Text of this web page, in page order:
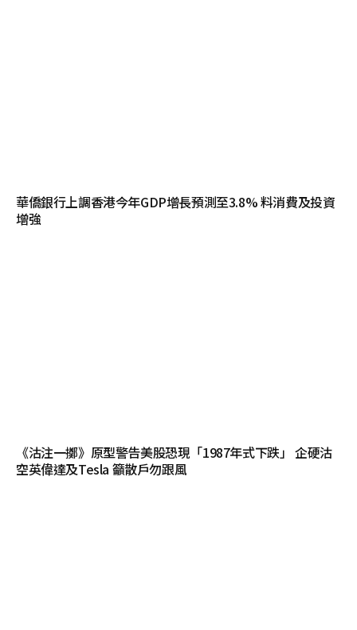
華僑銀行上調香港今年GDP增長預測至3.8% 料消費及投資
增強
《沽注一擲》原型警告美股恐現「1987年式下跌」 企硬沽
空英偉達及Tesla 籲散戶勿跟風